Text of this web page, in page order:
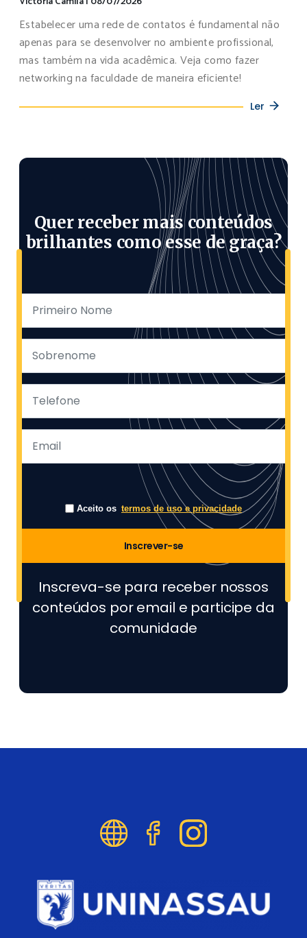
Estabelecer uma rede de contatos é fundamental não
apenas para se desenvolver no ambiente profissional,
mas também na vida acadêmica. Veja como fazer
networking na faculdade de maneira eficiente!
Ler
Quer receber mais conteúdos
brilhantes como esse de graça?
Aceito os termos de uso e privacidade
Inscrever-se
Inscreva-se para receber nossos
conteúdos por email e participe da
comunidade